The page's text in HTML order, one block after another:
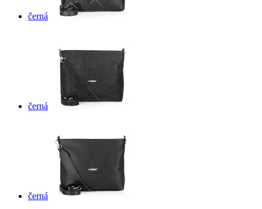
černá
černá
černá